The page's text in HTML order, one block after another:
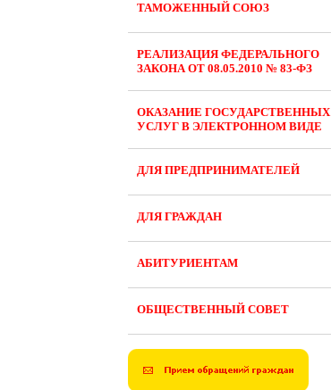
ТАМОЖЕННЫЙ СОЮЗ
РЕАЛИЗАЦИЯ ФЕДЕРАЛЬНОГО
ЗАКОНА ОТ 08.05.2010 № 83-ФЗ
ОКАЗАНИЕ ГОСУДАРСТВЕННЫХ
УСЛУГ В ЭЛЕКТРОННОМ ВИДЕ
ДЛЯ ПРЕДПРИНИМАТЕЛЕЙ
ДЛЯ ГРАЖДАН
АБИТУРИЕНТАМ
ОБЩЕСТВЕННЫЙ СОВЕТ